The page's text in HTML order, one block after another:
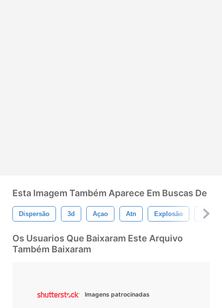
Esta Imagem Também Aparece Em Buscas De
Dispersão 3d Açao Atn Explosão
Os Usuarios Que Baixaram Este Arquivo
Também Baixaram
Imagens patrocinadas